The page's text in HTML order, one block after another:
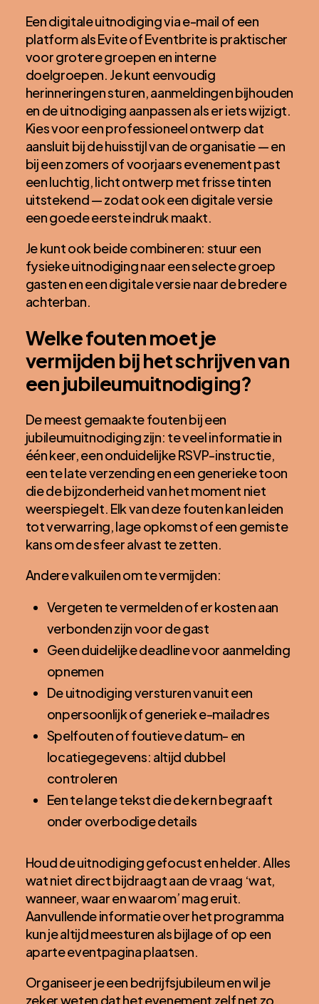
Een digitale uitnodiging via e-mail of een
platform als Evite of Eventbrite is praktischer
voor grotere groepen en interne
doelgroepen. Je kunt eenvoudig
herinneringen sturen, aanmeldingen bijhouden
en de uitnodiging aanpassen als er iets wijzigt.
Kies voor een professioneel ontwerp dat
aansluit bij de huisstijl van de organisatie — en
bij een zomers of voorjaars evenement past
een luchtig, licht ontwerp met frisse tinten
uitstekend — zodat ook een digitale versie
een goede eerste indruk maakt.
Je kunt ook beide combineren: stuur een
fysieke uitnodiging naar een selecte groep
gasten en een digitale versie naar de bredere
achterban.
Welke fouten moet je
vermijden bij het schrijven van
een jubileumuitnodiging?
De meest gemaakte fouten bij een
jubileumuitnodiging zijn: te veel informatie in
één keer, een onduidelijke RSVP-instructie,
een te late verzending en een generieke toon
die de bijzonderheid van het moment niet
weerspiegelt. Elk van deze fouten kan leiden
tot verwarring, lage opkomst of een gemiste
kans om de sfeer alvast te zetten.
Andere valkuilen om te vermijden:
Vergeten te vermelden of er kosten aan
verbonden zijn voor de gast
Geen duidelijke deadline voor aanmelding
opnemen
De uitnodiging versturen vanuit een
onpersoonlijk of generiek e-mailadres
Spelfouten of foutieve datum- en
locatiegegevens: altijd dubbel
controleren
Een te lange tekst die de kern begraaft
onder overbodige details
Houd de uitnodiging gefocust en helder. Alles
wat niet direct bijdraagt aan de vraag ‘wat,
wanneer, waar en waarom’ mag eruit.
Aanvullende informatie over het programma
kun je altijd meesturen als bijlage of op een
aparte eventpagina plaatsen.
Organiseer je een bedrijfsjubileum en wil je
zeker weten dat het evenement zelf net zo